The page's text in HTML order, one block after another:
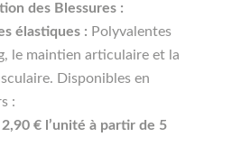
des Blessures :
élastiques : Polyvalentes
le maintien articulaire et la
Disponibles en
:
€ l’unité à partir de 5